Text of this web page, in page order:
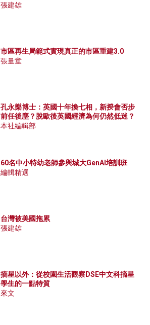
張建雄
市區再生局範式實現真正的市區重建3.0
張量童
孔永樂博士：英國十年換七相，新揆會否步
前任後塵？脫歐後英國經濟為何仍然低迷？
本社編輯部
60名中小特幼老師參與城大GenAI培訓班
編輯精選
台灣被美國拖累
張建雄
摘星以外：從校園生活觀察DSE中文科摘星
學生的一點特質
來文